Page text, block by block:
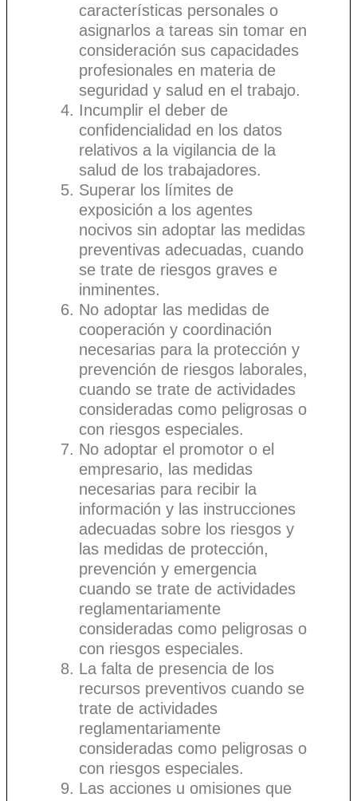
características personales o
asignarlos a tareas sin tomar en
consideración sus capacidades
profesionales en materia de
seguridad y salud en el trabajo.
Incumplir el deber de
confidencialidad en los datos
relativos a la vigilancia de la
salud de los trabajadores.
Superar los límites de
exposición a los agentes
nocivos sin adoptar las medidas
preventivas adecuadas, cuando
se trate de riesgos graves e
inminentes.
No adoptar las medidas de
cooperación y coordinación
necesarias para la protección y
prevención de riesgos laborales,
cuando se trate de actividades
consideradas como peligrosas o
con riesgos especiales.
No adoptar el promotor o el
empresario, las medidas
necesarias para recibir la
información y las instrucciones
adecuadas sobre los riesgos y
las medidas de protección,
prevención y emergencia
cuando se trate de actividades
reglamentariamente
consideradas como peligrosas o
con riesgos especiales.
La falta de presencia de los
recursos preventivos cuando se
trate de actividades
reglamentariamente
consideradas como peligrosas o
con riesgos especiales.
Las acciones u omisiones que